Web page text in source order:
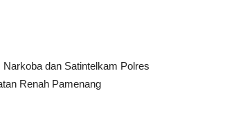
dan Satintelkam Polres
Renah Pamenang